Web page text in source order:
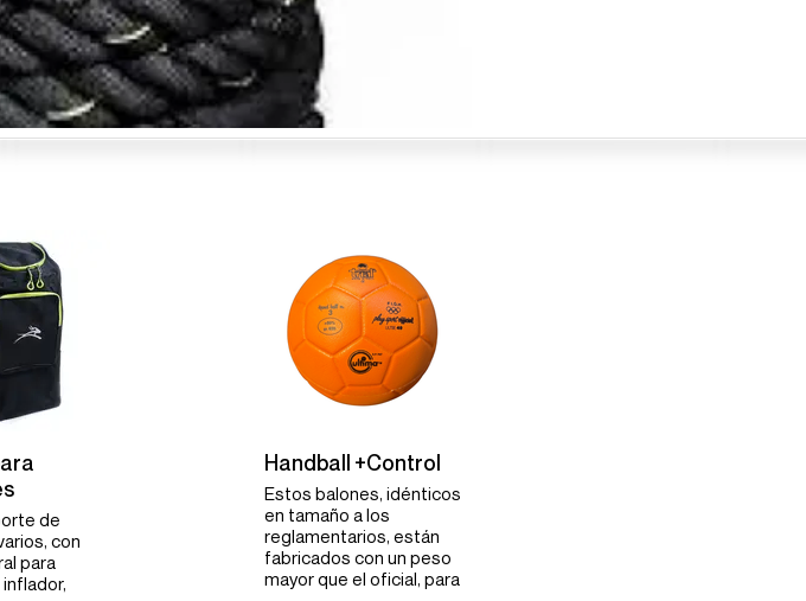
de
con
para
Handball +Control
Estos balones, idénticos
en tamaño a los
reglamentarios, están
fabricados con un peso
mayor que el oficial, para